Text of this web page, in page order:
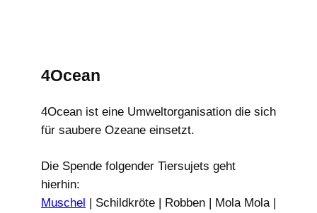
4Ocean
4Ocean ist eine Umweltorganisation die sich
für saubere Ozeane einsetzt.
Die Spende folgender Tiersujets geht
hierhin:
Muschel | Schildkröte | Robben | Mola Mola |